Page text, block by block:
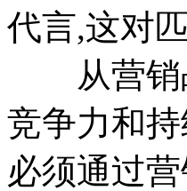
代言,这对
从营销战
竞争力和
必须通过